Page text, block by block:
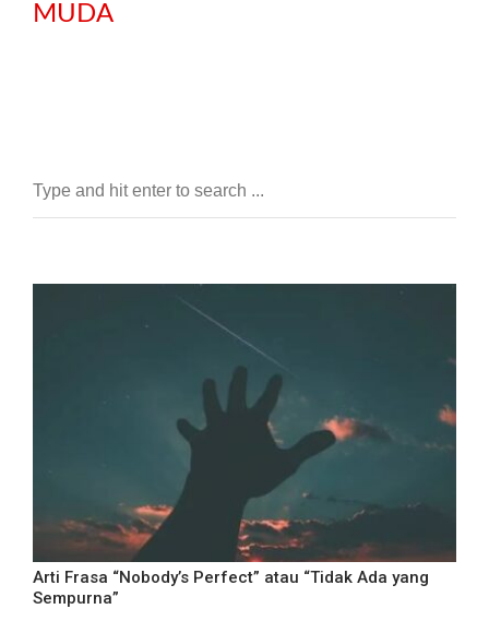
MUDA
Arti Frasa “Nobody’s Perfect” atau “Tidak Ada yang
Sempurna”